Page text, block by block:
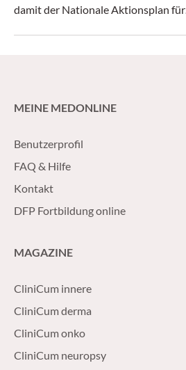
damit der Nationale Aktionsplan für
MEINE MEDONLINE
Benutzerprofil
FAQ & Hilfe
Kontakt
DFP Fortbildung online
MAGAZINE
CliniCum innere
CliniCum derma
CliniCum onko
CliniCum neuropsy